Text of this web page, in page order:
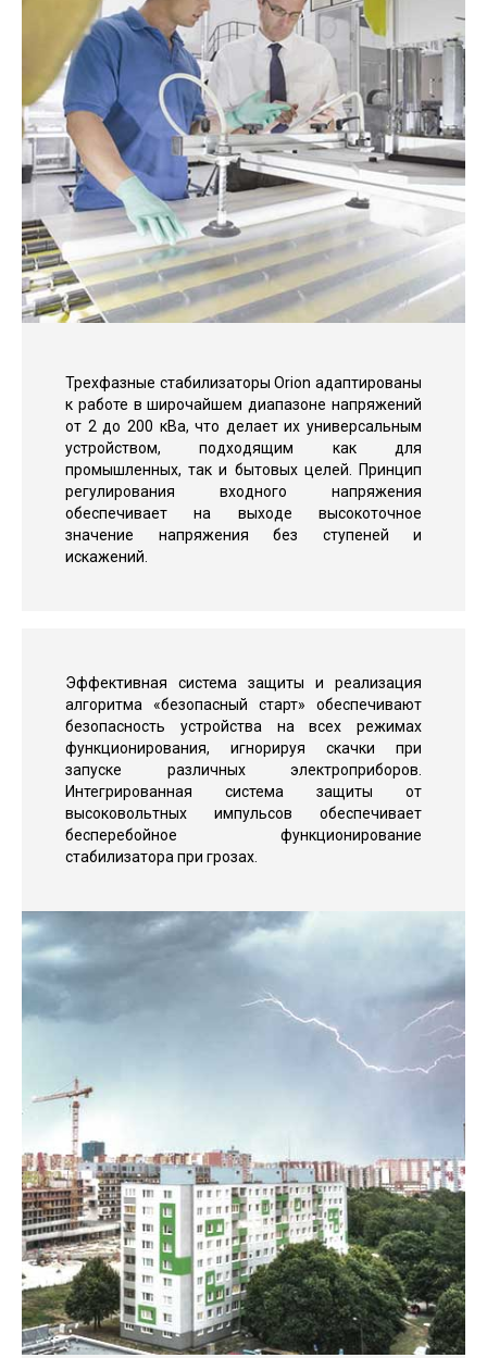
Трехфазные стабилизаторы Orion адаптированы
к работе в широчайшем диапазоне напряжений
от 2 до 200 кВа, что делает их универсальным
устройством, подходящим как для
промышленных, так и бытовых целей. Принцип
регулирования входного напряжения
обеспечивает на выходе высокоточное
значение напряжения без ступеней и
искажений.
Эффективная система защиты и реализация
алгоритма «безопасный старт» обеспечивают
безопасность устройства на всех режимах
функционирования, игнорируя скачки при
запуске различных электроприборов.
Интегрированная система защиты от
высоковольтных импульсов обеспечивает
бесперебойное функционирование
стабилизатора при грозах.